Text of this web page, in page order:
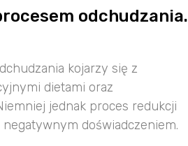
odchudzania.
kojarzy się z
dietami oraz
jednak proces redukcji
negatywnym doświadczeniem.